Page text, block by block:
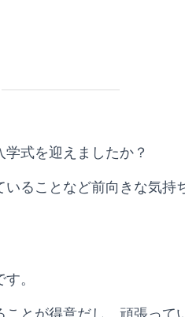
式を迎えましたか？
ることなど前向きな気持
。
とが得意だし、頑張って